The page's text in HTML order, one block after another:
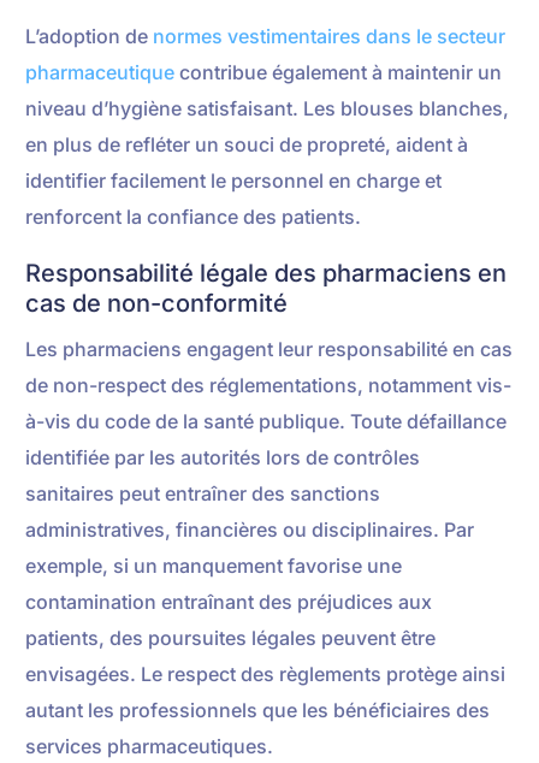
L’adoption de normes vestimentaires dans le secteur
pharmaceutique contribue également à maintenir un
niveau d’hygiène satisfaisant. Les blouses blanches,
en plus de refléter un souci de propreté, aident à
identifier facilement le personnel en charge et
renforcent la confiance des patients.
Responsabilité légale des pharmaciens en
cas de non-conformité
Les pharmaciens engagent leur responsabilité en cas
de non-respect des réglementations, notamment vis-
à-vis du code de la santé publique. Toute défaillance
identifiée par les autorités lors de contrôles
sanitaires peut entraîner des sanctions
administratives, financières ou disciplinaires. Par
exemple, si un manquement favorise une
contamination entraînant des préjudices aux
patients, des poursuites légales peuvent être
envisagées. Le respect des règlements protège ainsi
autant les professionnels que les bénéficiaires des
services pharmaceutiques.